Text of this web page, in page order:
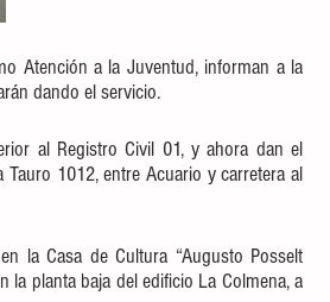
Atención a la Juventud, informan a la
dando el servicio.
al Registro Civil 01, y ahora dan el
1012, entre Acuario y carretera al
la Casa de Cultura “Augusto Posselt
la planta baja del edificio La Colmena, a